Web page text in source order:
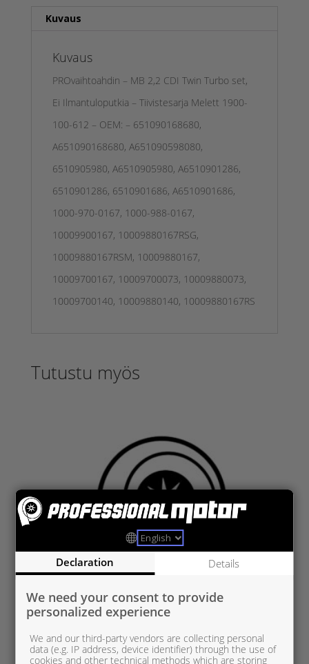
Kuvaus
Kuvaus
PROvaihtoahdin – MB 2,2 CDI Twin Turbo set,
Ei Ilmantuloputkia – Tiivistesarja Melett 1900-
100-612 – OEM: – 651090168680,
A651090168680, A651090598080,
6510905980, A6510905980, A6510901286,
6510901286, 6510901686, A6510901686,
1000-970-0167, 1000-988-0167,
10009900167, 10009880167RSG,
10009880167RSM, 10009880167,
10009700167, 10009700073, 10009880073,
10009700140, 10009880140, 10009880167RS
Tutustu myös
Declaration Details
We need your consent to provide
personalized experience
We and our third-party vendors are collecting personal
data (e.g. IP address, device identifier) through the use of
cookies and other technical methods which are storing